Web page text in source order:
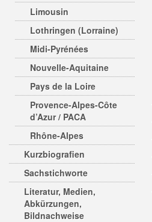
Limousin
Lothringen (Lorraine)
Midi-Pyrénées
Nouvelle-Aquitaine
Pays de la Loire
Provence-Alpes-Côte
d’Azur / PACA
Rhône-Alpes
Kurzbiografien
Sachstichworte
Literatur, Medien,
Abkürzungen,
Bildnachweise